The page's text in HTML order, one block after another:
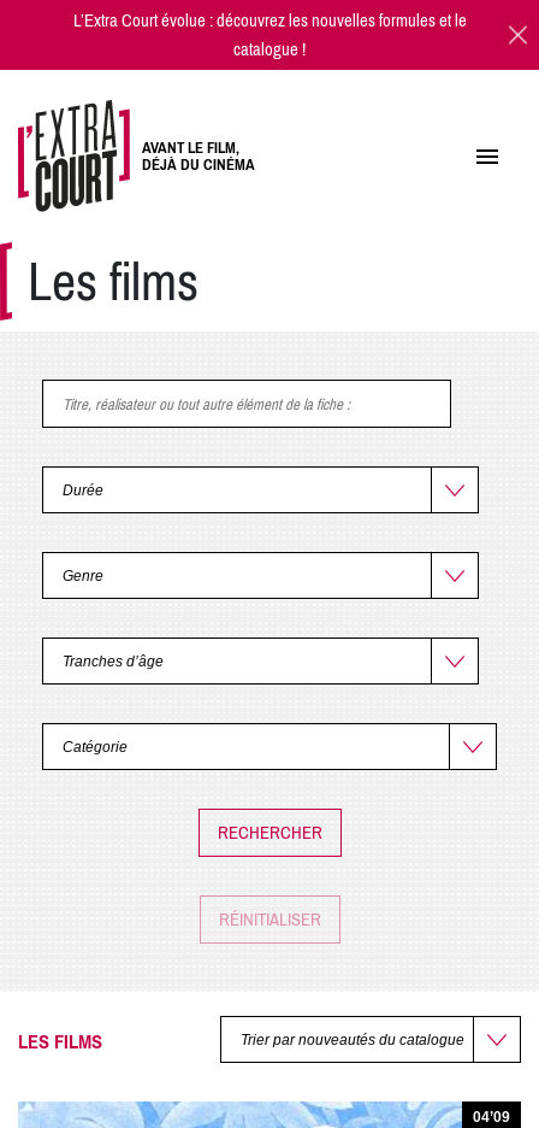
L’Extra Court évolue : découvrez lesnouvelles formulesetle
catalogue!
AVANT LE FILM,
DÉJÀ DU CINÉMA
Les films
Titre, réalisateur ou tout autre élément de la fiche:
RÉINITIALISER
LES FILMS
04’09